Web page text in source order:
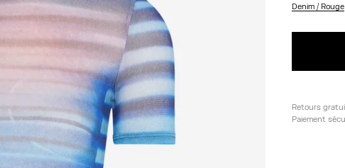
Denim / Rouge
Retours
Paiement